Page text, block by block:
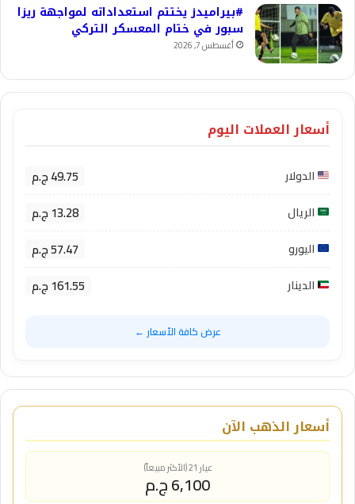
#بيراميدز يختتم استعداداته لمواجهة ريزا
سبور في ختام المعسكر التركي
أغسطس 7, 2026
أسعار العملات اليوم
الدولار 49.75 ج.م
الريال 13.28 ج.م
اليورو 57.47 ج.م
الدينار 161.55 ج.م
عرض كافة الأسعار ←
أسعار الذهب الآن
عيار 21 (الأكثر مبيعاً)
6,100 ج.م